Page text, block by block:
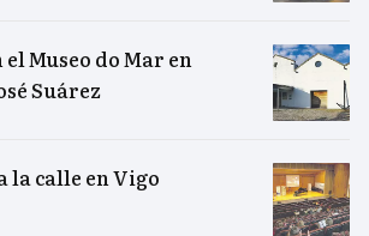
Museo do Mar en
Suárez
la calle en Vigo